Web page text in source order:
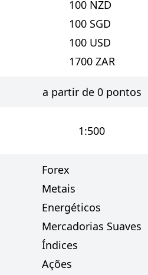
100 NZD
100 SGD
100 USD
1700 ZAR
a partir de 0 pontos
1:500
Forex
Metais
Energéticos
Mercadorias Suaves
Índices
Ações